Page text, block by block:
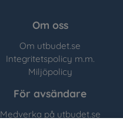
Om oss
Om utbudet.se
Integritetspolicy m.m.
Miljöpolicy
För avsändare
Medverka på utbudet.se